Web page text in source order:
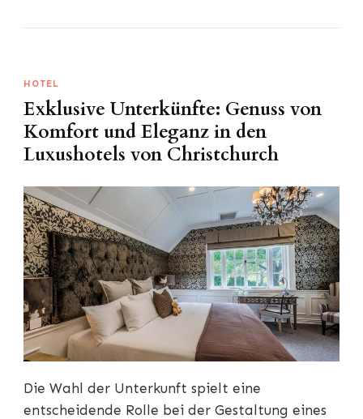
HOTEL
Exklusive Unterkünfte: Genuss von
Komfort und Eleganz in den
Luxushotels von Christchurch
Die Wahl der Unterkunft spielt eine
entscheidende Rolle bei der Gestaltung eines